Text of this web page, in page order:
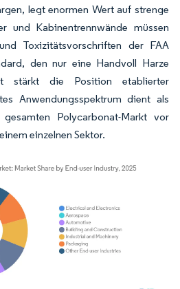
legt enormen Wert auf strenge
und Kabinentrennwände müssen
Toxizitätsvorschriften der FAA
den nur eine Handvoll Harze
stärkt die Position etablierter
Anwendungsspektrum dient als
Polycarbonat-Markt vor
einzelnen Sektor.